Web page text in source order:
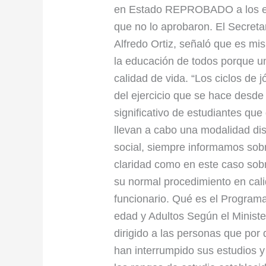
en Estado REPROBADO a los
que no lo aprobaron. El
Alfredo Ortiz, señaló que es
la educación de todos porque
calidad de vida. “Los ciclos de
del ejercicio que se hace
significativo de estudiantes
llevan a cabo una modalidad
social, siempre informamos
claridad como en este caso
su normal procedimiento en
funcionario. Qué es el
edad y Adultos Según el
dirigido a las personas que por
han interrumpido sus estudios